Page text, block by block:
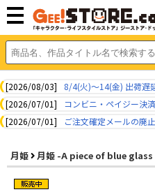
[2026/08/03]
8/4(火)～14(金) 出荷遅
[2026/07/01]
コンビニ・ペイジー決
[2026/07/01]
ご注文確定メールの廃
月姫 月姫 -A piece of blue